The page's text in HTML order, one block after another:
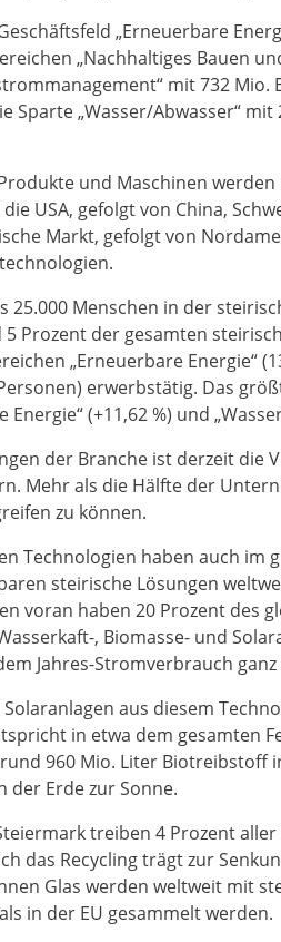
„Erneuerbare
„Nachhaltiges Bauen
mit 732 Mio.
Sparte „Wasser/Abwasser“
und Maschinen
USA, gefolgt von China,
Markt, gefolgt von
25.000 Menschen in der
Prozent der gesamten
„Erneuerbare Energie“
erwerbstätig. Das
(+11,62 %) und
der Branche ist derzeit die
Mehr als die Hälfte der
zu können.
Technologien haben auch im
steirische Lösungen
voran haben 20 Prozent des
, Biomasse- und
Jahres-Stromverbrauch ganz
aus diesem
in etwa dem gesamten
960 Mio. Liter Biotreibstoff
der Erde zur Sonne.
treiben 4 Prozent
das Recycling trägt zur
Glas werden weltweit mit
in der EU gesammelt werden.